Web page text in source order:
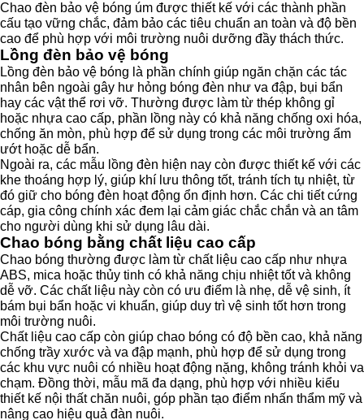
Chao đèn bảo vệ bóng úm được thiết kế với các thành phần
cấu tạo vững chắc, đảm bảo các tiêu chuẩn an toàn và độ bền
cao để phù hợp với môi trường nuôi dưỡng đầy thách thức.
Lồng đèn bảo vệ bóng
Lồng đèn bảo vệ bóng là phần chính giúp ngăn chặn các tác
nhân bên ngoài gây hư hỏng bóng đèn như va đập, bụi bẩn
hay các vật thể rơi vỡ. Thường được làm từ thép không gỉ
hoặc nhựa cao cấp, phần lồng này có khả năng chống oxi hóa,
chống ăn mòn, phù hợp để sử dụng trong các môi trường ẩm
ướt hoặc dễ bẩn.
Ngoài ra, các mẫu lồng đèn hiện nay còn được thiết kế với các
khe thoáng hợp lý, giúp khí lưu thông tốt, tránh tích tụ nhiệt, từ
đó giữ cho bóng đèn hoạt động ổn định hơn. Các chi tiết cứng
cáp, gia công chính xác đem lại cảm giác chắc chắn và an tâm
cho người dùng khi sử dụng lâu dài.
Chao bóng bằng chất liệu cao cấp
Chao bóng thường được làm từ chất liệu cao cấp như nhựa
ABS, mica hoặc thủy tinh có khả năng chịu nhiệt tốt và không
dễ vỡ. Các chất liệu này còn có ưu điểm là nhẹ, dễ vệ sinh, ít
bám bụi bẩn hoặc vi khuẩn, giúp duy trì vệ sinh tốt hơn trong
môi trường nuôi.
Chất liệu cao cấp còn giúp chao bóng có độ bền cao, khả năng
chống trầy xước và va đập mạnh, phù hợp để sử dụng trong
các khu vực nuôi có nhiều hoạt động nặng, không tránh khỏi va
chạm. Đồng thời, mẫu mã đa dạng, phù hợp với nhiều kiểu
thiết kế nội thất chăn nuôi, góp phần tạo điểm nhấn thẩm mỹ và
nâng cao hiệu quả đàn nuôi.